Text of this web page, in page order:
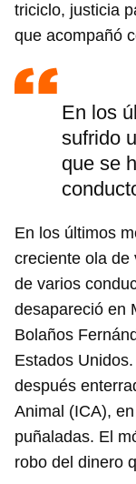
triciclo, justicia
que acompañó
En los
sufrido
que se
En los últimos
creciente ola de
de varios
desapareció en
Bolaños
Estados
después
Animal (ICA),
puñaladas. El
robo del dinero